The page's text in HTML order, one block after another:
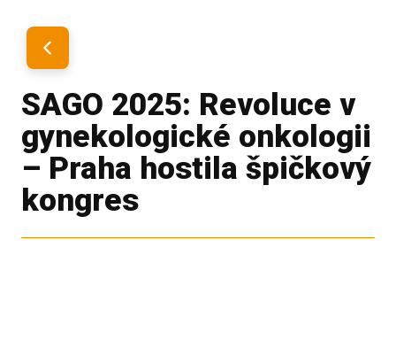
SAGO 2025: Revoluce v
gynekologické onkologii
– Praha hostila špičkový
kongres